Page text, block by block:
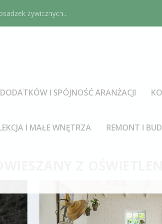
żywicznych...
I SPÓJNOŚĆ ARANŻACJI
I MAŁE WNĘTRZA REMONT I
Z